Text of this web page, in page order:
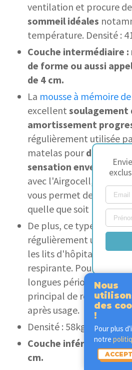
ventilation et procure
sommeil idéales
température. Densité :
Couche intermédiaire
de forme ou aussi
de 4 cm.
La mousse à mémoire
excellent soulagement
amortissement
régulièrement utilisée
matelas pourdonner
sensation
avec l'Airgocell, cette
vous permet de dormir
quelle que soit la
De plus, ce type de
régulièrement utilisé
les lits d'hôpitaux grâce
respirante. Pour les
longues périodes, elle a
principal de reprendre
après usage.
Densité : 58kg/m3.
Couche inférieure :
cm.
Nous
des
!
Pour plus
notre